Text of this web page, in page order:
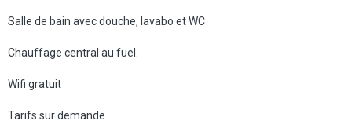
Salle de bain avec douche, lavabo et WC
Chauffage central au fuel.
Wifi gratuit
Tarifs sur demande